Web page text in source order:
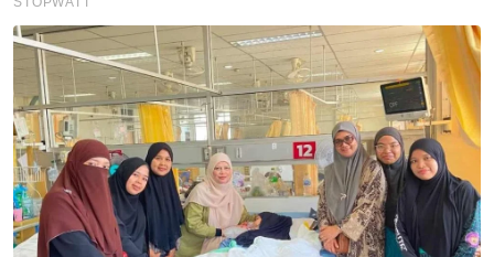
mewajibkan ruang untuk peniaga kecil
membuat perniagaan, khususnya untuk
kedai makan.
"Hakikatnya Kuala Lumpur telah banyak
berubah. Ekonomi malam harus
berkembang, dan harus bergerak selaras
dengan aspirasi kerajaan. Justeru peniaga
perlu berfikir di luar kotak," katanya.